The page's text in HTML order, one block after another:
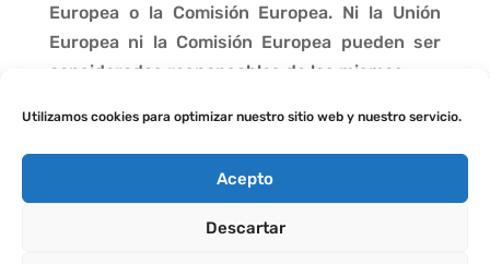
Utilizamos cookies para optimizar nuestro sitio web y nuestro servicio.
Acepto
Descartar
Europea o la Comisión Europea. Ni la Unión
Europea ni la Comisión Europea pueden ser
consideradas responsables de las mismas.